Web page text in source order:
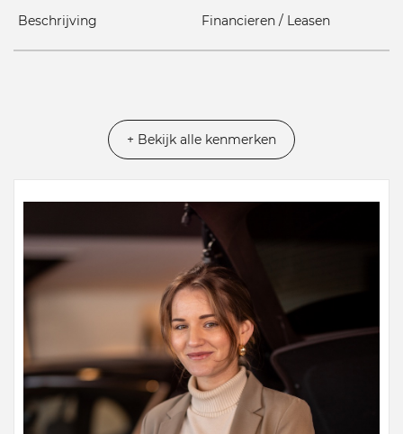
Beschrijving
Financieren / Leasen
+ Bekijk alle kenmerken